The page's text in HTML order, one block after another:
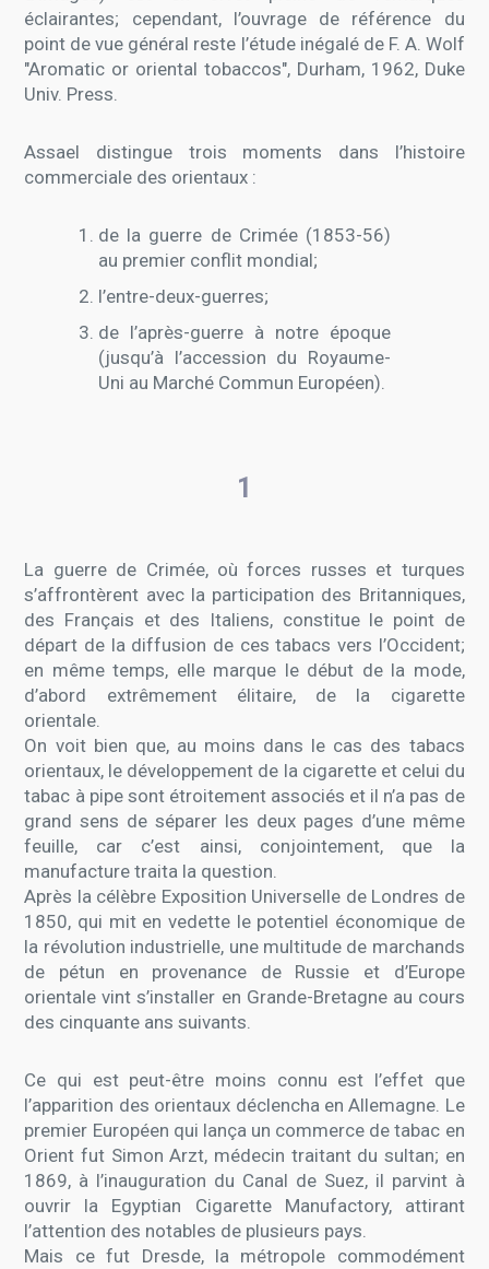
éclairantes; cependant, l’ouvrage de référence du
point de vue général reste l’étude inégalé de F. A. Wolf
"Aromatic or oriental tobaccos", Durham, 1962, Duke
Univ. Press.
Assael distingue trois moments dans l’histoire
commerciale des orientaux :
de la guerre de Crimée (1853-56)
au premier conflit mondial;
l’entre-deux-guerres;
de l’après-guerre à notre époque
(jusqu’à l’accession du Royaume-
Uni au Marché Commun Européen).
1
La guerre de Crimée, où forces russes et turques
s’affrontèrent avec la participation des Britanniques,
des Français et des Italiens, constitue le point de
départ de la diffusion de ces tabacs vers l’Occident;
en même temps, elle marque le début de la mode,
d’abord extrêmement élitaire, de la cigarette
orientale.
On voit bien que, au moins dans le cas des tabacs
orientaux, le développement de la cigarette et celui du
tabac à pipe sont étroitement associés et il n’a pas de
grand sens de séparer les deux pages d’une même
feuille, car c’est ainsi, conjointement, que la
manufacture traita la question.
Après la célèbre Exposition Universelle de Londres de
1850, qui mit en vedette le potentiel économique de
la révolution industrielle, une multitude de marchands
de pétun en provenance de Russie et d’Europe
orientale vint s’installer en Grande-Bretagne au cours
des cinquante ans suivants.
Ce qui est peut-être moins connu est l’effet que
l’apparition des orientaux déclencha en Allemagne. Le
premier Européen qui lança un commerce de tabac en
Orient fut Simon Arzt, médecin traitant du sultan; en
1869, à l’inauguration du Canal de Suez, il parvint à
ouvrir la Egyptian Cigarette Manufactory, attirant
l’attention des notables de plusieurs pays.
Mais ce fut Dresde, la métropole commodément